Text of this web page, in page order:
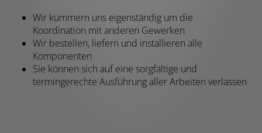
Wir kümmern uns eigenständig um die
Koordination mit anderen Gewerken
Wir bestellen, liefern und installieren alle
Komponenten
Sie können sich auf eine sorgfältige und
termingerechte Ausführung aller Arbeiten verlassen